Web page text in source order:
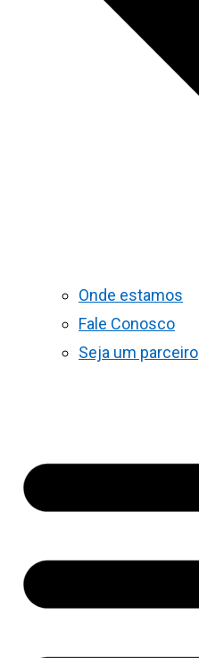
Onde estamos
Fale Conosco
Seja um parceiro